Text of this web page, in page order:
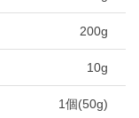
200g
10g
1個(50g)